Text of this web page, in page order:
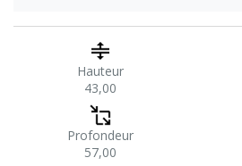
Hauteur
43,00
Profondeur
57,00